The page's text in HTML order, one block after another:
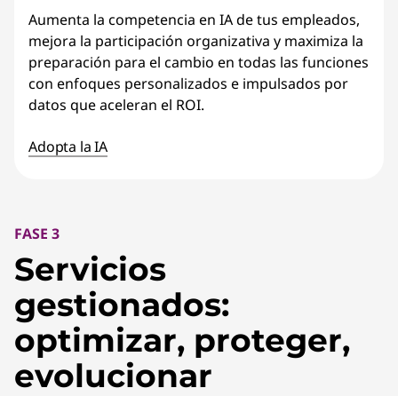
Aumenta la competencia en IA de tus empleados,
mejora la participación organizativa y maximiza la
preparación para el cambio en todas las funciones
con enfoques personalizados e impulsados por
datos que aceleran el ROI.
Adopta la IA
FASE 3
Servicios
gestionados:
optimizar, proteger,
evolucionar